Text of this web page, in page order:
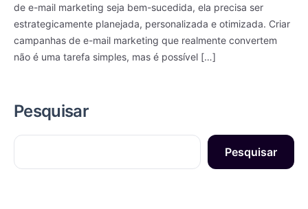
de e-mail marketing seja bem-sucedida, ela precisa ser
estrategicamente planejada, personalizada e otimizada. Criar
campanhas de e-mail marketing que realmente convertem
não é uma tarefa simples, mas é possível […]
Pesquisar
Pesquisar